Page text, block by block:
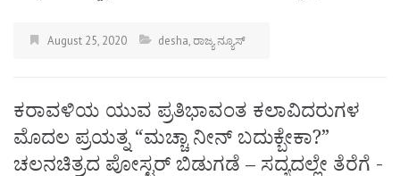
August 25, 2020 desha,ರಾಜ್ಯ ನ್ಯೂಸ್
ಕರಾವಳಿಯ ಯುವ ಪ್ರತಿಭಾವಂತ ಕಲಾವಿದರುಗಳ
ಮೊದಲ ಪ್ರಯತ್ನ “ಮಚ್ಚಾ ನೀನ್ ಬದುಕ್ಬೇಕಾ?”
ಚಲನಚಿತ್ರದ ಪೋಸ್ಟರ್ ಬಿಡುಗಡೆ – ಸದ್ಯದಲ್ಲೇ ತೆರೆಗೆ -